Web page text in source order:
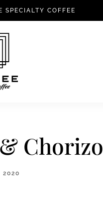
SPECIALTY COFFEE
Chorizo
2020